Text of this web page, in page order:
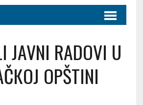
JAVNI RADOVI U
OPŠTINI